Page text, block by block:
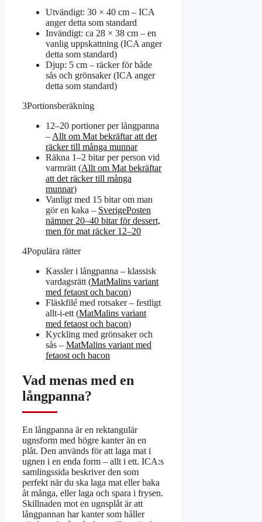
Utvändigt: 30 × 40 cm – ICA
anger detta som standard
Invändigt: ca 28 × 38 cm – en
vanlig uppskattning (ICA anger
detta som standard)
Djup: 5 cm – räcker för både
sås och grönsaker (ICA anger
detta som standard)
3Portionsberäkning
12–20 portioner per långpanna
– Allt om Mat bekräftar att det
räcker till många munnar
Räkna 1–2 bitar per person vid
varmrätt (Allt om Mat bekräftar
att det räcker till många
munnar)
Vanligt med 15 bitar om man
gör en kaka – SverigePosten
nämner 20–40 bitar för dessert,
men för mat räcker 12–20
4Populära rätter
Kassler i långpanna – klassisk
vardagsrätt (MatMalins variant
med fetaost och bacon)
Fläskfilé med rotsaker – festligt
allt-i-ett (MatMalins variant
med fetaost och bacon)
Kyckling med grönsaker och
sås – MatMalins variant med
fetaost och bacon
Vad menas med en
långpanna?
En långpanna är en rektangulär
ugnsform med högre kanter än en
plåt. Den används för att laga mat i
ugnen i en enda form – allt i ett. ICA:s
samlingssida beskriver den som
perfekt när du ska laga mat eller baka
åt många, eller laga och spara i frysen.
Skillnaden mot en ugnsplåt är att
långpannan har kanter som håller